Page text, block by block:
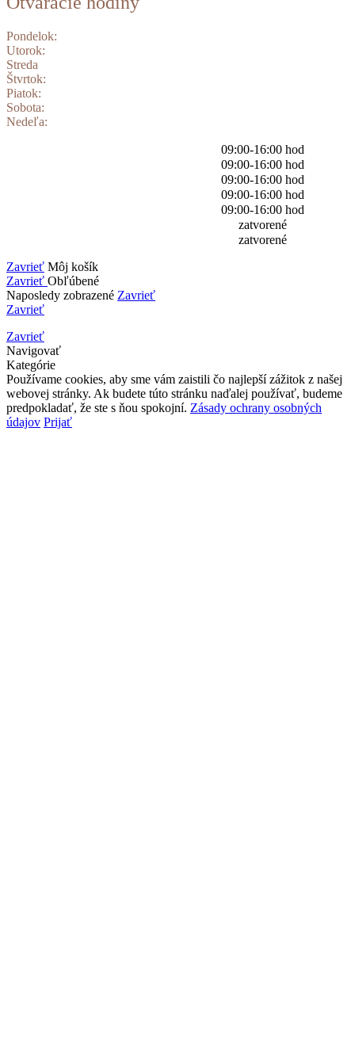
Pondelok:
Utorok:
Streda
Štvrtok:
Piatok:
Sobota:
Nedeľa:
09:00-16:00 hod
09:00-16:00 hod
09:00-16:00 hod
09:00-16:00 hod
09:00-16:00 hod
zatvorené
zatvorené
Zavrieť Môj košík
Zavrieť Obľúbené
Naposledy zobrazené Zavrieť
Zavrieť
Zavrieť
Navigovať
Kategórie
Používame cookies, aby sme vám zaistili čo najlepší zážitok z našej
webovej stránky. Ak budete túto stránku naďalej používať, budeme
predpokladať, že ste s ňou spokojní. Zásady ochrany osobných
údajov Prijať